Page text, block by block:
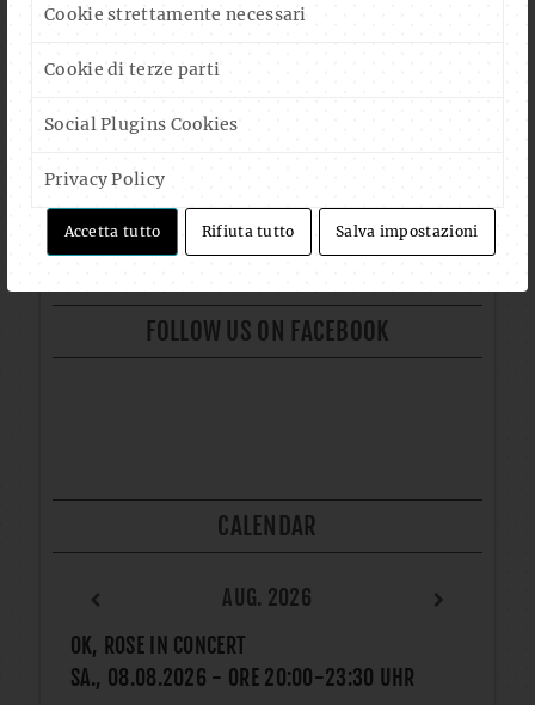
Cookie strettamente necessari
Cookie di terze parti
Social Plugins Cookies
Privacy Policy
Accetta tutto Rifiuta tutto Salva impostazioni
Mehr laden
FOLLOW US ON FACEBOOK
CALENDAR
AUG. 2026
OK, ROSE IN CONCERT
SA., 08.08.2026 - ORE 20:00-23:30 UHR